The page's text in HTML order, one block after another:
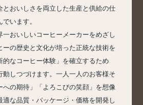
とおいしさを両立した生産と供給の仕
います。
一おいしいコーヒーメーカーをめざし
ーの歴史と文化が培った正統な技術を
的なコーヒー体験」を確立するため
動しつづけます。一人一人のお客様そ
への期待」「よろこびの笑顔」を想像
適な品質・パッケージ・価格を開発し